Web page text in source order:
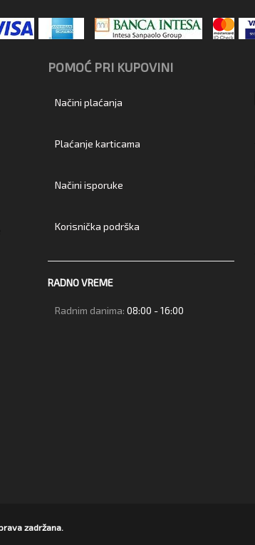
POMOĆ PRI KUPOVINI
Načini plaćanja
Plaćanje karticama
Načini isporuke
Korisnička podrška
RADNO VREME
Radnim danima: 08:00 - 16:00
zadržana.